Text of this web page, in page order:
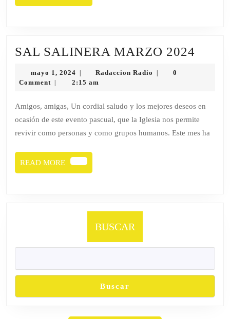
MORE
SAL SALINERA MARZO 2024
mayo 1, 2024 mayo
1,
Radaccion Radio Radaccion
0
Comment
2:15 am
Amigos, amigas, Un cordial saludo y los mejores deseos en
ocasión de este evento pascual, que la Iglesia nos permite
revivir como personas y como grupos humanos. Este mes ha
READ MORE
READ
MORE
BUSCAR
Buscar